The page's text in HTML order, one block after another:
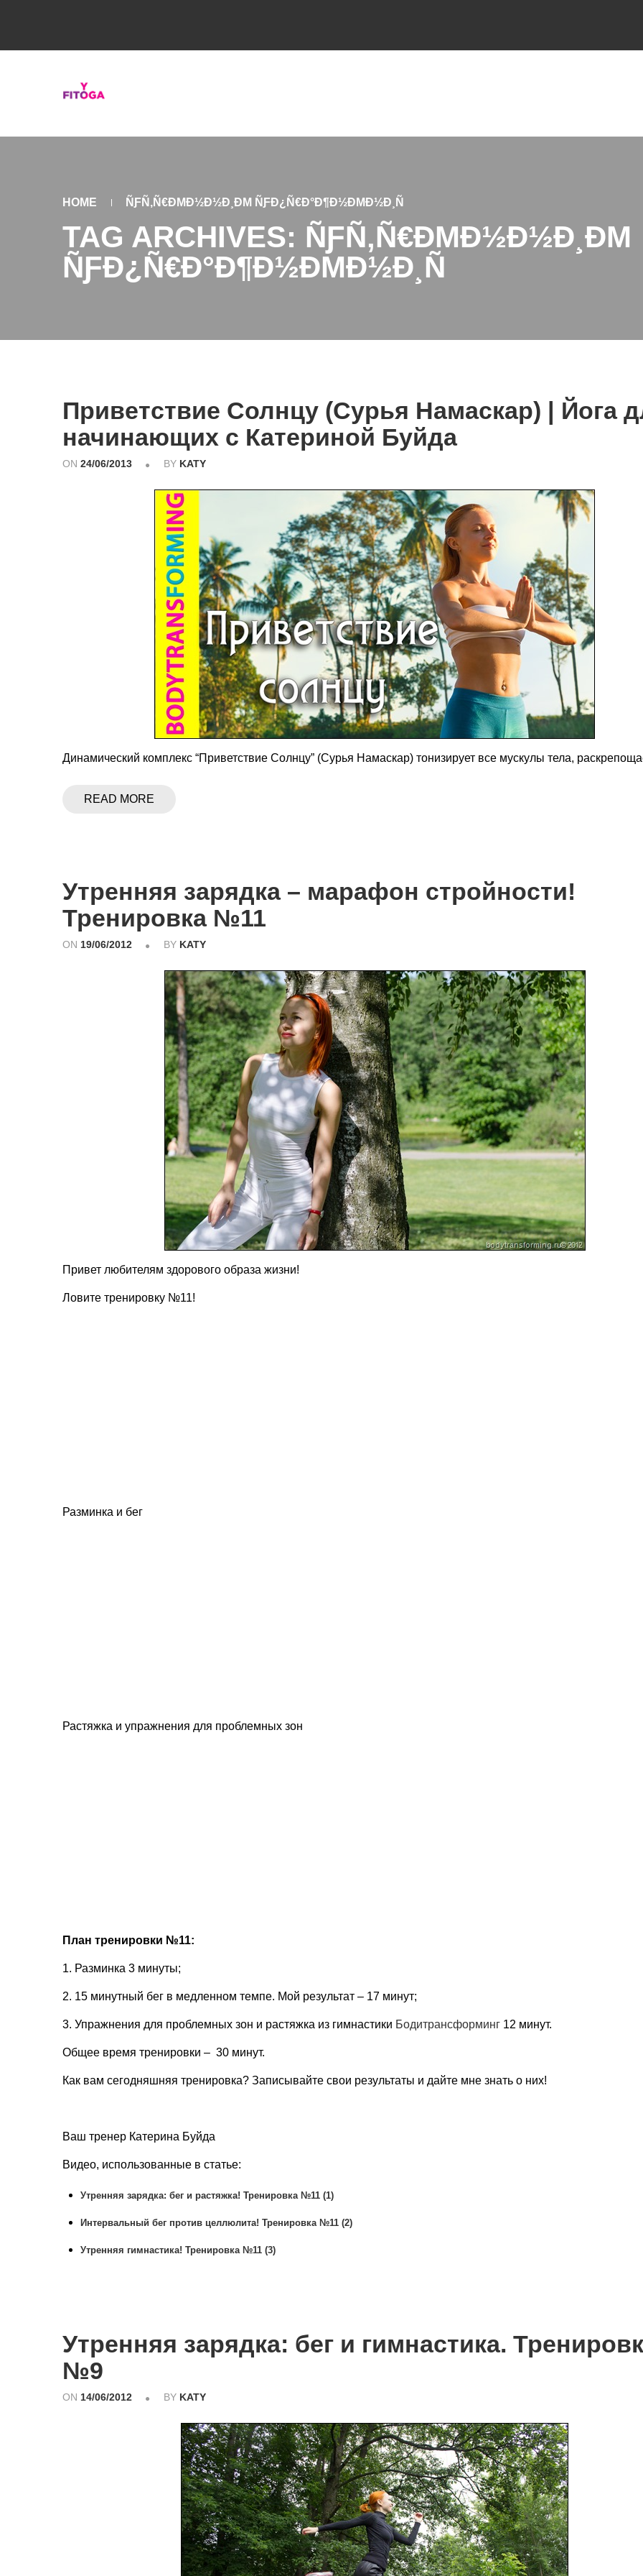
HOME ÑƑÑ‚Ñ€ÐΜÐ½Ð½Ð¸ÐΜ ÑƑÐ¿Ñ€Ð°Ð¶Ð½ÐΜÐ½Ð¸Ñ
TAG ARCHIVES: ÑƑÑ‚Ñ€ÐΜÐ½Ð½Ð¸ÐΜ
ÑƑÐ¿Ñ€Ð°Ð¶Ð½ÐΜÐ½Ð¸Ñ
Приветствие Солнцу (Сурья Намаскар) | Йога
начинающих с Катериной Буйда
ON 24/06/2013 BY KATY
Динамический комплекс “Приветствие Солнцу” (Сурья Намаскар) тонизирует все мускулы тела,
READ MORE
Утренняя зарядка – марафон стройности!
Тренировка №11
ON 19/06/2012 BY KATY
Привет любителям здорового образа жизни!
Ловите тренировку №11!
Разминка и бег
Растяжка и упражнения для проблемных зон
План тренировки №11:
1. Разминка 3 минуты;
2. 15 минутный бег в медленном темпе. Мой результат – 17 минут;
3. Упражнения для проблемных зон и растяжка из гимнастики Бодитрансформинг 12 минут.
Общее время тренировки – 30 минут.
Как вам сегодняшняя тренировка? Записывайте свои результаты и дайте мне знать о них!
Ваш тренер Катерина Буйда
Видео, использованные в статье:
Утренняя зарядка: бег и растяжка! Тренировка №11 (1)
Интервальный бег против целлюлита! Тренировка №11 (2)
Утренняя гимнастика! Тренировка №11 (3)
Утренняя зарядка: бег и гимнастика.
№9
ON 14/06/2012 BY KATY